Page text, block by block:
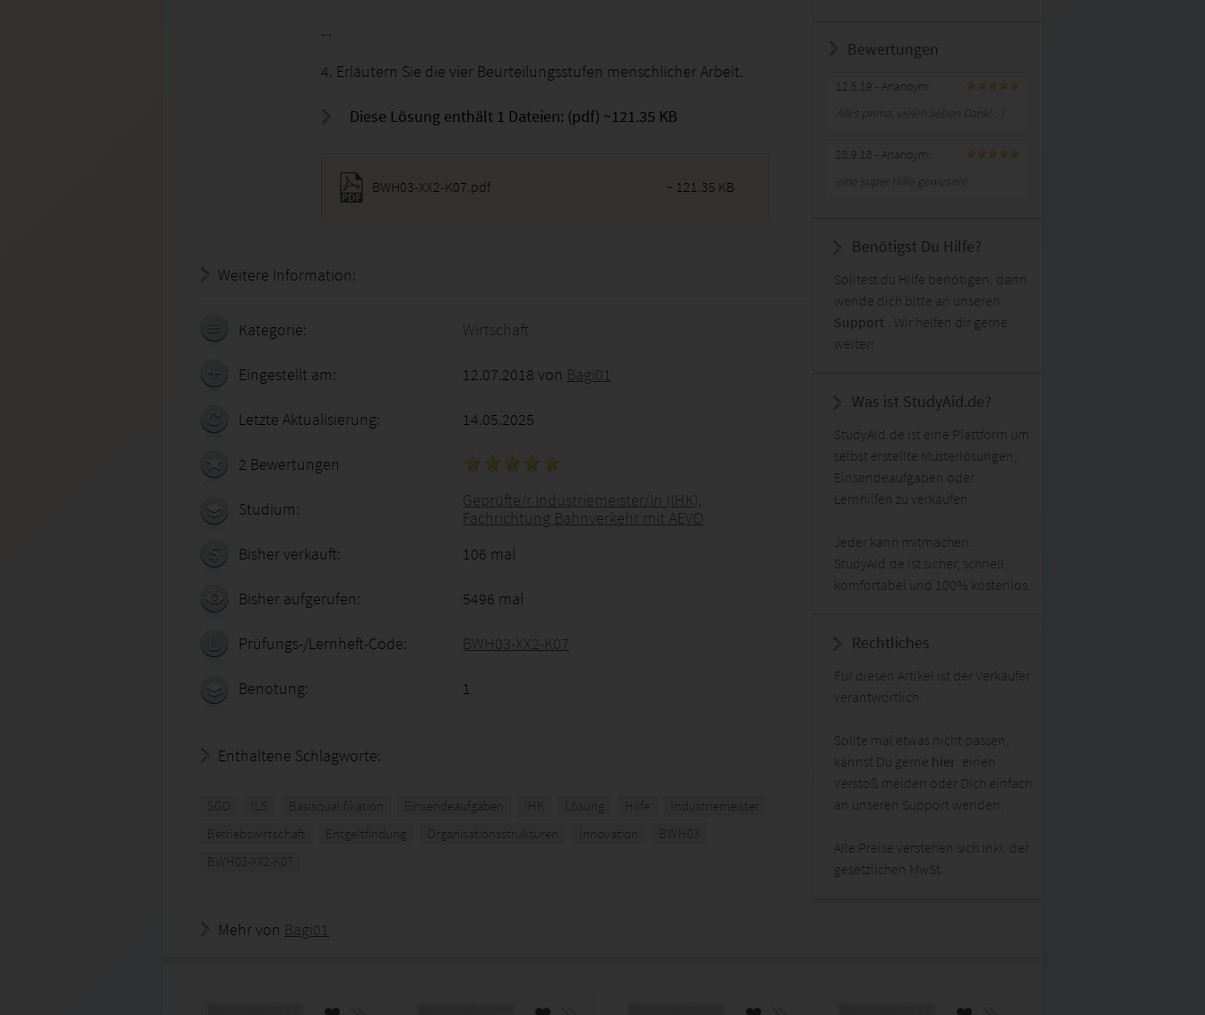
...
4. Erläutern Sie die vier Beurteilungsstufen menschlicher Arbeit.
Diese Lösung enthält 1 Dateien: (pdf) ~121.35 KB
BWH03-XX2-K07.pdf ~ 121.35 KB
Weitere Information:
Kategorie: Wirtschaft
Eingestellt am: 12.07.2018 von Bagi01
Letzte Aktualisierung: 14.05.2025
2 Bewertungen
Studium:
Geprüfte/r Industriemeister/in (IHK),
Fachrichtung Bahnverkehr mit AEVO
Bisher verkauft:
106 mal
Bisher aufgerufen: 5496 mal
Prüfungs-/Lernheft-Code: BWH03-XX2-K07
Benotung: 1
Enthaltene Schlagworte:
SGD ILS Basisqualifikation Einsendeaufgaben IHK Lösung Hilfe
Industriemeister
Betriebswirtschaft
Entgeltfindung Organisationsstrukturen Innovation
BWH03
BWH03-XX2-K07
Bewertungen
12.5.19 - Ananoym:
Alles prima, vielen lieben Dank! :-)
28.9.18 - Ananoym:
eine super Hilfe gewesen!
Benötigst Du Hilfe?
Solltest du Hilfe benötigen, dann
wende dich bitte an unseren
Support . Wir helfen dir gerne
weiter!
Was ist StudyAid.de?
StudyAid.de ist eine Plattform um
selbst erstellte Musterlösungen,
Einsendeaufgaben oder
Lernhilfen zu verkaufen.
Jeder kann mitmachen.
StudyAid.de ist sicher, schnell,
komfortabel und 100% kostenlos.
Rechtliches
Für diesen Artikel ist der Verkäufer
verantwortlich.
Sollte mal etwas nicht passen,
kannst Du gerne hier einen
Verstoß melden oder Dich einfach
an unseren Support wenden.
Alle Preise verstehen sich inkl. der
gesetzlichen MwSt.
Mehr von Bagi01